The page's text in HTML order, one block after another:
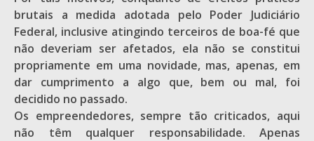
brutais a medida adotada pelo Poder Judiciário
Federal, inclusive atingindo terceiros de boa-fé que
não deveriam ser afetados, ela não se constitui
propriamente em uma novidade, mas, apenas, em
dar cumprimento a algo que, bem ou mal, foi
decidido no passado.
Os empreendedores, sempre tão criticados, aqui
não têm qualquer responsabilidade. Apenas